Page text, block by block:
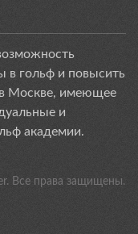
в гольф и повысить
Москве, имеющее
и
академии.
Все права защищены.